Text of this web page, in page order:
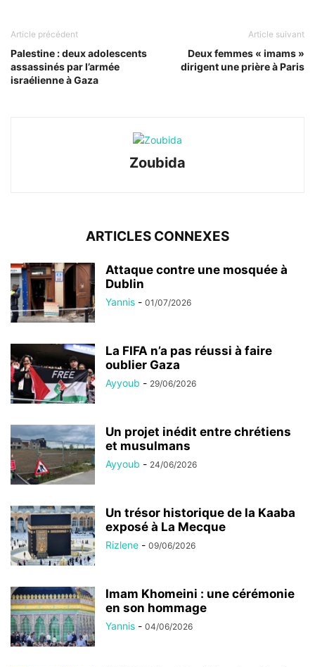
Article précédent
Palestine : deux adolescents
assassinés par l’armée
israélienne à Gaza
Article suivant
Deux femmes « imams »
dirigent une prière à Paris
Zoubida
ARTICLES CONNEXES
Attaque contre une mosquée à
Dublin
Yannis - 01/07/2026
La FIFA n’a pas réussi à faire
oublier Gaza
Ayyoub - 29/06/2026
Un projet inédit entre chrétiens
et musulmans
Ayyoub - 24/06/2026
Un trésor historique de la Kaaba
exposé à La Mecque
Rizlene - 09/06/2026
Imam Khomeini : une cérémonie
en son hommage
Yannis - 04/06/2026